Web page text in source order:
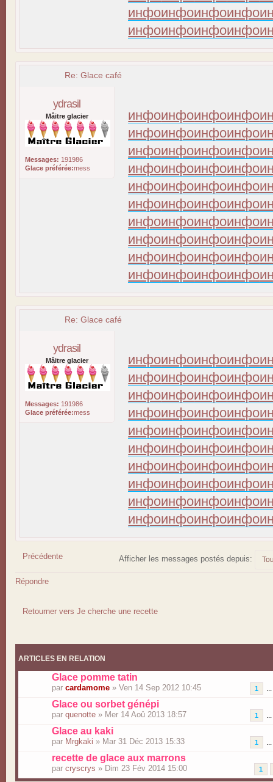
инфоинфоинфоинфо
инфоинфоинфоинфо
Re: Glace café
ydrasil
Mâitre glacier
Messages: 191986
Glace préférée:mess
инфоинфоинфоинфо
инфоинфоинфоинфо
инфоинфоинфоинфо
инфоинфоинфоинфо
инфоинфоинфоинфо
инфоинфоинфоинфо
инфоинфоинфоинфо
инфоинфоинфоинфо
инфоинфоинфоинфо
инфоинфоинфоинфо
Re: Glace café
ydrasil
Mâitre glacier
Messages: 191986
Glace préférée:mess
инфоинфоинфоинфо
инфоинфоинфоинфо
инфоинфоинфоинфо
инфоинфоинфоинфо
инфоинфоинфоинфо
инфоинфоинфоинфо
инфоинфоинфоинфо
инфоинфоинфоинфо
инфоинфоинфоинфо
инфоинфоинфоинфо
Précédente Afficher les messages postés depuis:
Répondre
Retourner vers Je cherche une recette
ARTICLES EN RELATION
Glace pomme tatin
1
par cardamome » Ven 14 Sep 2012 10:45
Glace ou sorbet génépi
1
par quenotte » Mer 14 Aoû 2013 18:57
Glace au kaki
1
par Mrgkaki » Mar 31 Déc 2013 15:33
recette de glace aux marrons
1
par cryscrys » Dim 23 Fév 2014 15:00